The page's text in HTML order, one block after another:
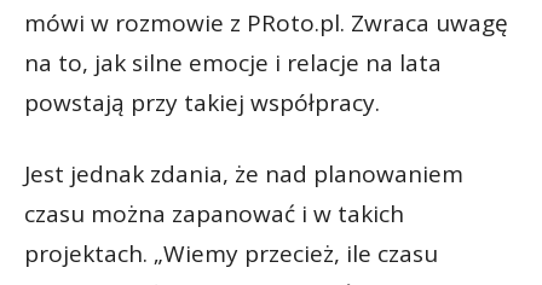
mówi w rozmowie z PRoto.pl. Zwraca uwagę
na to, jak silne emocje i relacje na lata
powstają przy takiej współpracy.
Jest jednak zdania, że nad planowaniem
czasu można zapanować i w takich
projektach. „Wiemy przecież, ile czasu